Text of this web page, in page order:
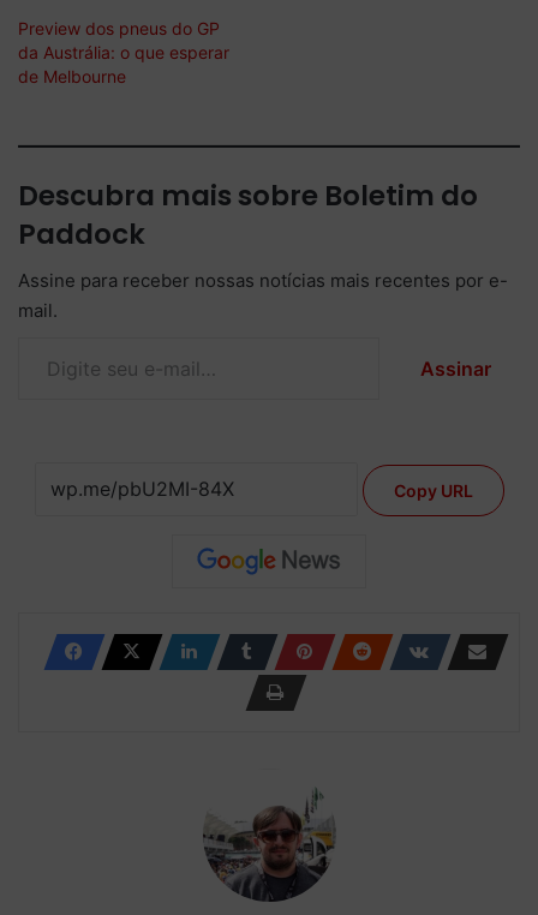
Preview dos pneus do GP
da Austrália: o que esperar
de Melbourne
Descubra mais sobre Boletim do
Paddock
Assine para receber nossas notícias mais recentes por e-
mail.
Assinar
Copy URL